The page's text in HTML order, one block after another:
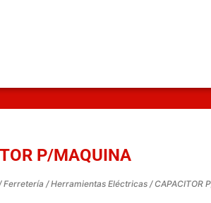
P/MAQUINA
Ferretería /Herramientas Eléctricas / CAPACITOR